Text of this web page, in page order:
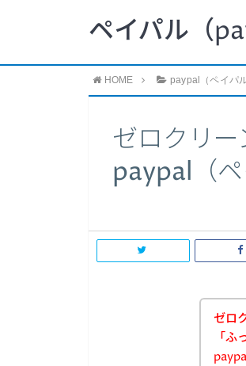
ペイパル（
HOME paypal（ペイパル
ゼロクリ
paypal（
ゼロ
「